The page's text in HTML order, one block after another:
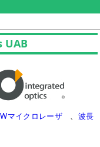
マイクロレーザ 、 波長